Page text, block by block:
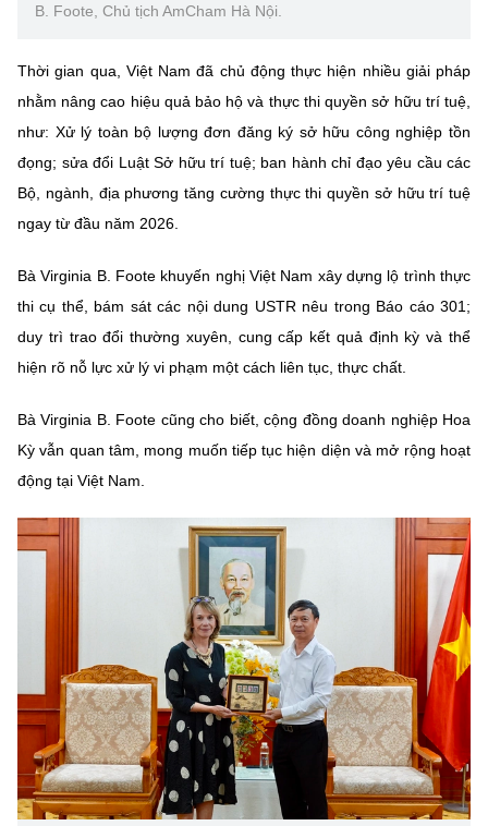
Chịu trách nhiệm nội dung: Nguyễn Thị Hải Hằng
Giám đốc Trung tâm Truyền thông Khoa học và Công nghệ.
Liên hệ
Điện thoại: 024 3936 9506
Email:stc@mst.gov.vn
©2026 Bản quyền thuộc Bộ Khoa Học và Công Nghệ
website này)
B. Foote, Chủ tịch AmCham Hà Nội.
Thời gian qua, Việt Nam đã chủ động thực hiện nhiều giải pháp
nhằm nâng cao hiệu quả bảo hộ và thực thi quyền sở hữu trí tuệ,
như: Xử lý toàn bộ lượng đơn đăng ký sở hữu công nghiệp tồn
đọng; sửa đổi Luật Sở hữu trí tuệ; ban hành chỉ đạo yêu cầu các
Bộ, ngành, địa phương tăng cường thực thi quyền sở hữu trí tuệ
ngay từ đầu năm 2026.
Bà Virginia B. Foote khuyến nghị Việt Nam xây dựng lộ trình thực
thi cụ thể, bám sát các nội dung USTR nêu trong Báo cáo 301;
duy trì trao đổi thường xuyên, cung cấp kết quả định kỳ và thể
hiện rõ nỗ lực xử lý vi phạm một cách liên tục, thực chất.
Bà Virginia B. Foote cũng cho biết, cộng đồng doanh nghiệp Hoa
Kỳ vẫn quan tâm, mong muốn tiếp tục hiện diện và mở rộng hoạt
động tại Việt Nam.